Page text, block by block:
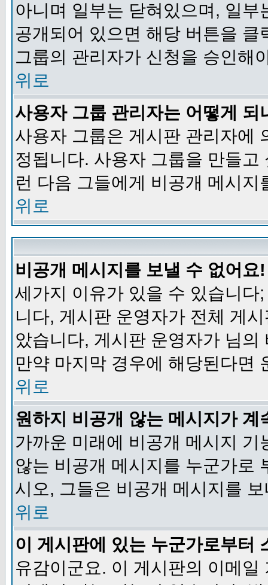
아니며 일부는 닫혀있으며, 일
공개되어 있으면 해당 버튼을
그룹의 관리자가 신청을 승인해
위로
사용자 그룹 관리자는 어떻게 되
사용자 그룹은 게시판 관리자에
정됩니다. 사용자 그룹을 만들
런 다음 그들에게 비공개 메시지
위로
비공개 메시지를 보낼 수 없어요!
세가지 이유가 있을 수 있습니
니다, 게시판 운영자가 전체 게
았습니다, 게시판 운영자가 님
만약 마지막 경우에 해당된다면
위로
원하지 비공개 않는 메시지가 계
가까운 미래에 비공개 메시지
않는 비공개 메시지를 누군가로
시오, 그들은 비공개 메시지를
위로
이 게시판에 있는 누군가로부터
유감이군요. 이 게시판의 이메